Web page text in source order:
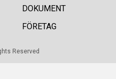
DOKUMENT
FÖRETAG
Reserved